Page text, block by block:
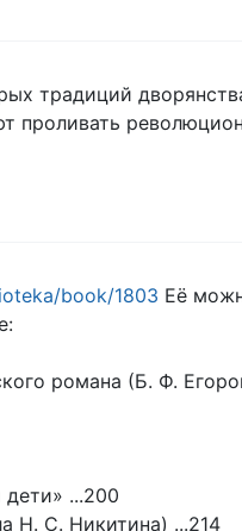
традиций
проливать
book/1803 Её
романа (Б. Ф.
...200
Н. С. Никитина) ...214